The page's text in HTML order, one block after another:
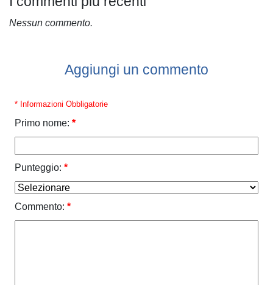
Nessun commento.
Aggiungi un commento
* Informazioni Obbligatorie
Primo nome: *
Punteggio: *
Commento: *